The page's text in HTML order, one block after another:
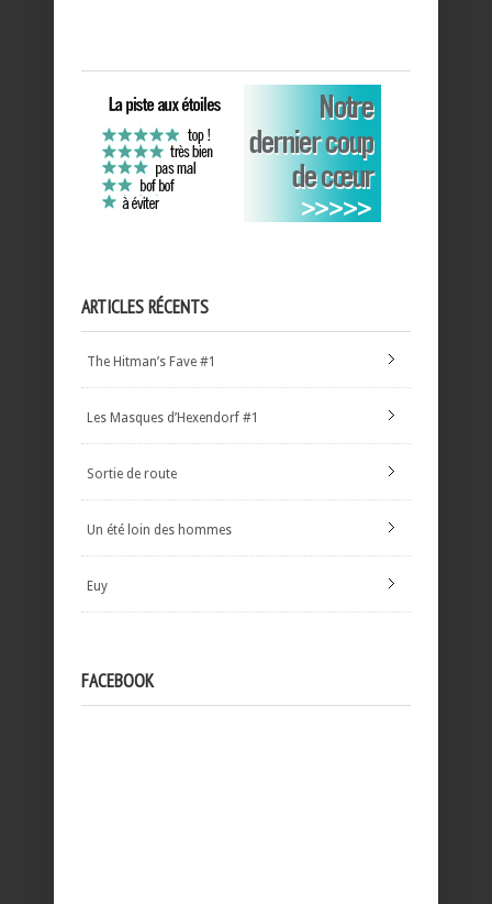
ARTICLES RÉCENTS
The Hitman’s Fave #1
Les Masques d’Hexendorf #1
Sortie de route
Un été loin des hommes
Euy
FACEBOOK